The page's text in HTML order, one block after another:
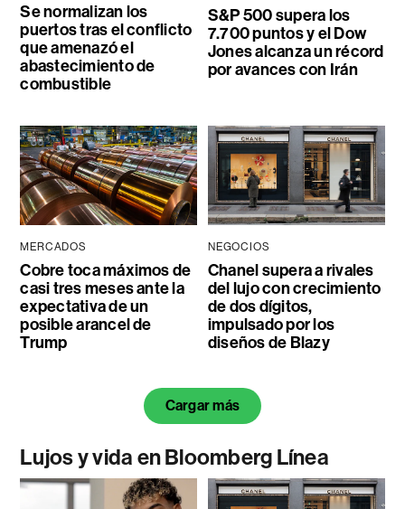
Se normalizan los
puertos tras el conflicto
que amenazó el
abastecimiento de
combustible
S&P 500 supera los
7.700 puntos y el Dow
Jones alcanza un récord
por avances con Irán
MERCADOS
Cobre toca máximos de
casi tres meses ante la
expectativa de un
posible arancel de
Trump
NEGOCIOS
Chanel supera a rivales
del lujo con crecimiento
de dos dígitos,
impulsado por los
diseños de Blazy
Cargar más
Lujos y vida en Bloomberg Línea